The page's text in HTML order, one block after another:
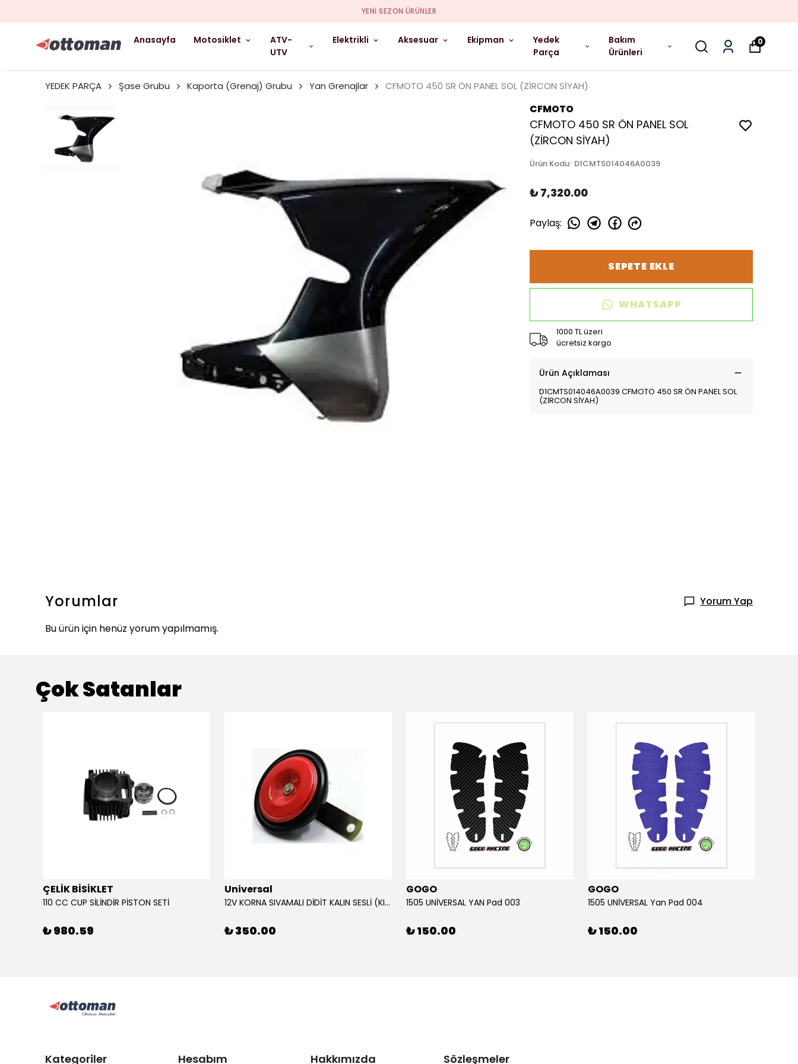
YENI SEZON ÜRÜNLER
Anasayfa Motosiklet
ATV-
UTV
Elektrikli Aksesuar Ekipman
Yedek
Parça
Bakım
Ürünleri
0
YEDEK PARÇA Şase Grubu Kaporta (Grenaj) Grubu Yan Grenajlar CFMOTO 450 SR ÖN PANEL SOL (ZİRCON SİYAH)
CFMOTO
CFMOTO 450 SR ÖN PANEL SOL
(ZİRCON SİYAH)
Ürün Kodu: D1CMTS014046A0039
₺ 7,320.00
Paylaş:
SEPETE EKLE
WHATSAPP
1000 TL üzeri
ücretsiz kargo
Ürün Açıklaması
D1CMTS014046A0039 CFMOTO 450 SR ÖN PANEL SOL
(ZİRCON SİYAH)
Yorumlar
Yorum Yap
Bu ürün için henüz yorum yapılmamış.
Çok Satanlar
ÇELİK BİSİKLET
110 CC CUP SİLİNDİR PİSTON SETİ
₺ 980.59
Universal
12V KORNA SIVAMALI DİDİT KALIN SESLİ (KIRMIZI)
₺ 350.00
GOGO
1505 UNİVERSAL YAN Pad 003
₺ 150.00
GOGO
1505 UNİVERSAL Yan Pad 004
₺ 150.00
Kategoriler Hesabım Hakkımızda Sözleşmeler